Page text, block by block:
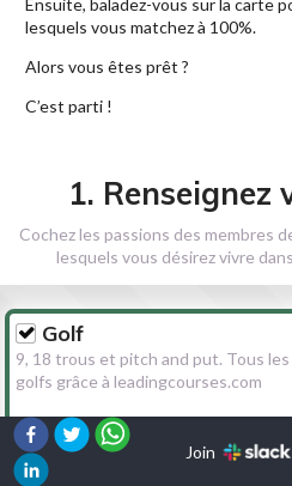
Ensuite, baladez-vous sur la carte
lesquels vous matchez à 100%.
Alors vous êtes prêt ?
C’est parti !
1. Renseignez
Cochez les passions des membres
lesquels vous désirez vivre
Golf
9, 18 trous et pitch and put. Tous
golfs grâce à leadingcourses.com
Randonnée
Join